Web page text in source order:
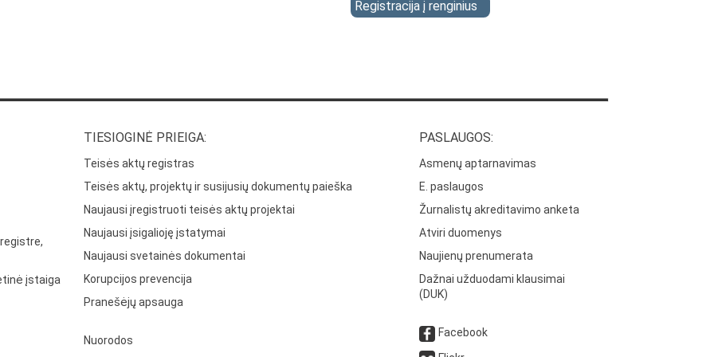
Registracija į renginius
įstaiga
TIESIOGINĖ PRIEIGA:
Teisės aktų registras
Teisės aktų, projektų ir susijusių dokumentų paieška
Naujausi įregistruoti teisės aktų projektai
Naujausi įsigalioję įstatymai
Naujausi svetainės dokumentai
Korupcijos prevencija
Pranešėjų apsauga
Nuorodos
PASLAUGOS:
Asmenų aptarnavimas
E. paslaugos
Žurnalistų akreditavimo anketa
Atviri duomenys
Naujienų prenumerata
Dažnai užduodami klausimai
(DUK)
Facebook